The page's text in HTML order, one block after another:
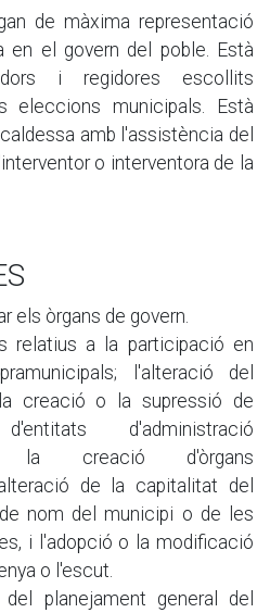
de màxima representació
en el govern del poble. Està
i regidores escollits
eleccions municipals. Està
amb l'assistència del
o interventora de la
els òrgans de govern.
relatius a la participació en
l'alteració del
creació o la supressió de
d'administració
la creació d'òrgans
de la capitalitat del
nom del municipi o de les
i l'adopció o la modificació
o l'escut.
planejament general del